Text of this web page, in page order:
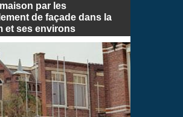
par les
de façade dans la
et ses environs